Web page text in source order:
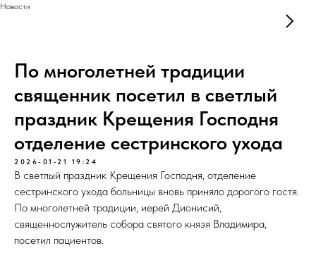
Новости
По многолетней традиции
священник посетил в светлый
праздник Крещения Господня
отделение сестринского ухода
2026-01-21 19:24
В светлый праздник Крещения Господня, отделение
сестринского ухода больницы вновь приняло дорогого гостя.
По многолетней традиции, иерей Дионисий,
священнослужитель собора святого князя Владимира,
посетил пациентов.